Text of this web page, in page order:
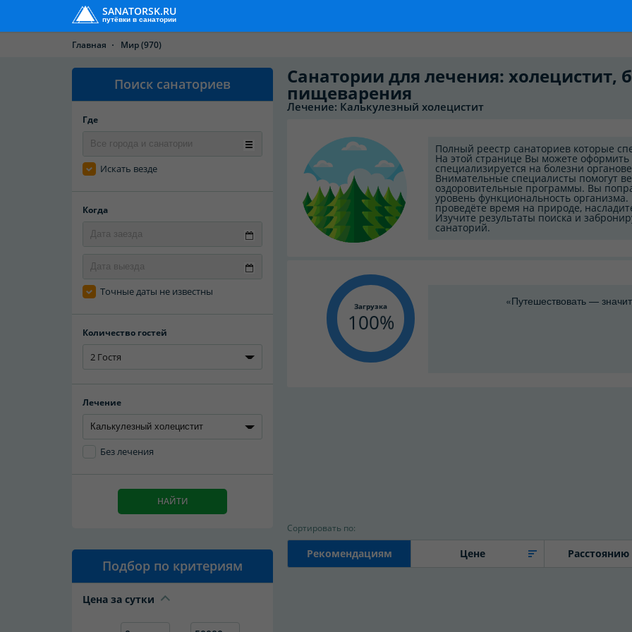
SANATORSK.RU
путёвки в санатории
Главная Мир(970)
Поиск санаториев
Где
Искать везде
Когда
Точные даты не известны
Количество гостей
2 Гостя
Лечение
Без лечения
НАЙТИ
Подбор по критериям
Цена за сутки
Санатории для лечения: холецистит,
пищеварения
Лечение: Калькулезный холецистит
Полный реестр санаториев которые
На этой странице Вы можете
специализируется на болезни
Внимательные специалисты помогут
оздоровительные программы. Вы
уровень функциональность
проведёте время на природе,
Изучите результаты поиска и
санаторий.
Загрузка
100
«Путешествовать —
Сортировать по:
Рекомендациям Цене Расстоянию